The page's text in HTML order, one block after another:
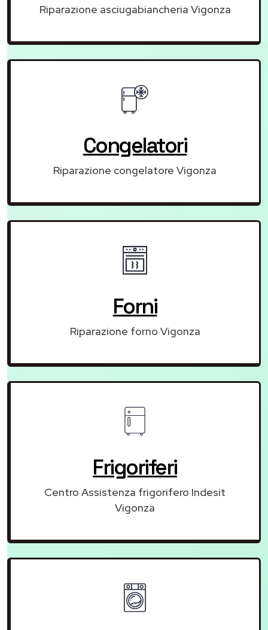
Riparazione asciugabiancheria Vigonza
Congelatori
Riparazione congelatore Vigonza
Forni
Riparazione forno Vigonza
Frigoriferi
Centro Assistenza frigorifero Indesit
Vigonza